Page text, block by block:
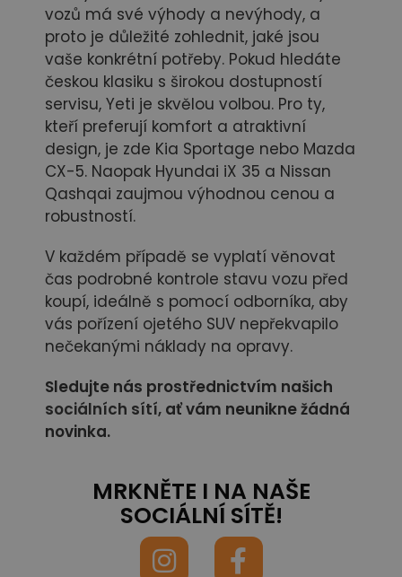
vozů má své výhody a nevýhody, a
proto je důležité zohlednit, jaké jsou
vaše konkrétní potřeby. Pokud hledáte
českou klasiku s širokou dostupností
servisu, Yeti je skvělou volbou. Pro ty,
kteří preferují komfort a atraktivní
design, je zde Kia Sportage nebo Mazda
CX-5. Naopak Hyundai iX 35 a Nissan
Qashqai zaujmou výhodnou cenou a
robustností.
V každém případě se vyplatí věnovat
čas podrobné kontrole stavu vozu před
koupí, ideálně s pomocí odborníka, aby
vás pořízení ojetého SUV nepřekvapilo
nečekanými náklady na opravy.
Sledujte nás prostřednictvím našich
sociálních sítí, ať vám neunikne žádná
novinka.
MRKNĚTE I NA NAŠE
SOCIÁLNÍ SÍTĚ!